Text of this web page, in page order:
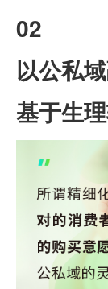
02
以公私
基于生